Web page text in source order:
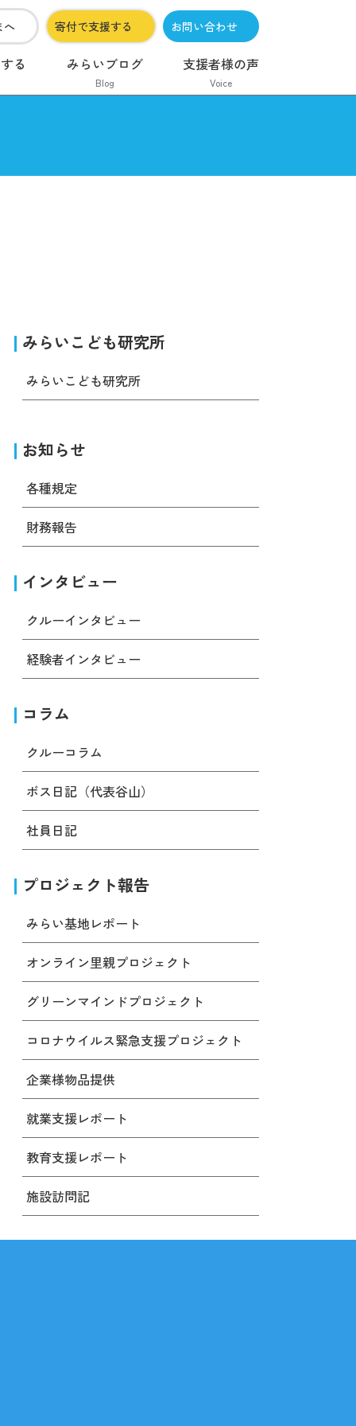
へ 寄付で支援する お問い合わせ
る みらいブログ
Blog
支援者様の声
Voice
みらいこども研究所
みらいこども研究所
お知らせ
各種規定
財務報告
インタビュー
クルーインタビュー
経験者インタビュー
コラム
クルーコラム
ボス日記（代表谷山）
社員日記
プロジェクト報告
みらい基地レポート
オンライン里親プロジェクト
グリーンマインドプロジェクト
コロナウイルス緊急支援プロジェクト
企業様物品提供
就業支援レポート
教育支援レポート
施設訪問記